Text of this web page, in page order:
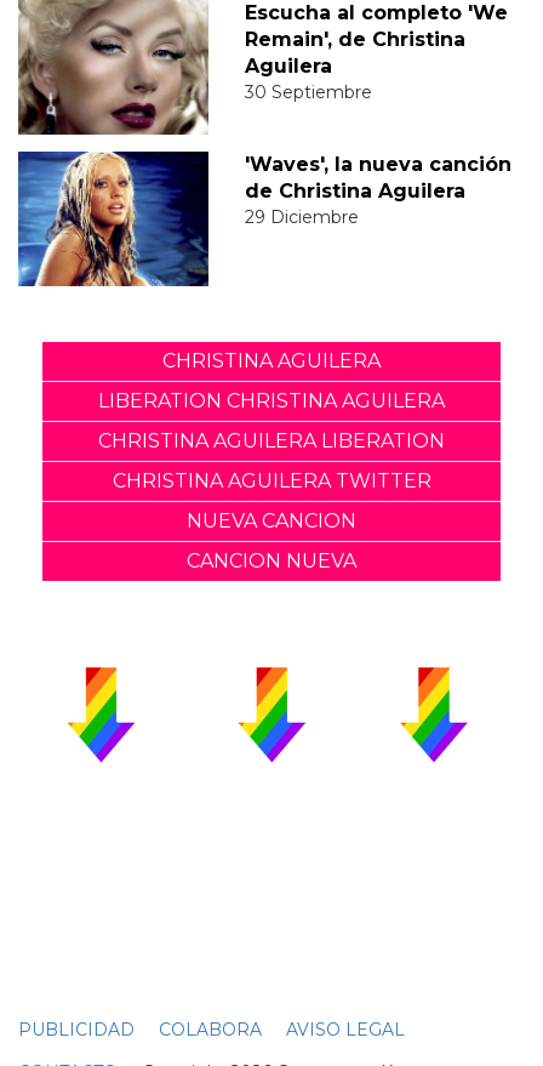
Escucha al completo 'We
Remain', de Christina
Aguilera
30 Septiembre
'Waves', la nueva canción
de Christina Aguilera
29 Diciembre
CHRISTINA AGUILERA
LIBERATION CHRISTINA AGUILERA
CHRISTINA AGUILERA LIBERATION
CHRISTINA AGUILERA TWITTER
NUEVA CANCION
CANCION NUEVA
PUBLICIDAD COLABORA
AVISO LEGAL